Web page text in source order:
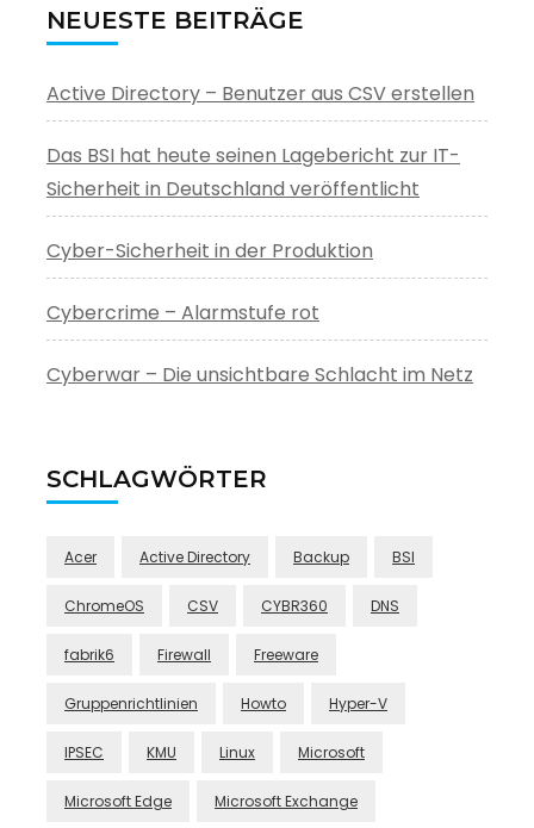
NEUESTE BEITRÄGE
Active Directory – Benutzer aus CSV erstellen
Das BSI hat heute seinen Lagebericht zur IT-
Sicherheit in Deutschland veröffentlicht
Cyber-Sicherheit in der Produktion
Cybercrime – Alarmstufe rot
Cyberwar – Die unsichtbare Schlacht im Netz
SCHLAGWÖRTER
Acer Active Directory Backup BSI
ChromeOS CSV CYBR360 DNS
fabrik6 Firewall Freeware
Gruppenrichtlinien Howto Hyper-V
IPSEC KMU Linux Microsoft
Microsoft Edge Microsoft Exchange